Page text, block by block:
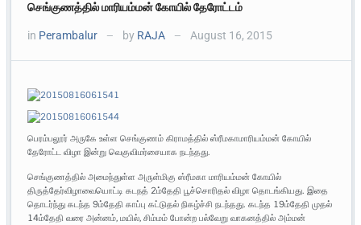
செங்குணத்தில் மாரியம்மன் கோயில் தேரோட்டம்
in Perambalur — by RAJA — August 16, 2015
பெரம்பலூர் அருகே உள்ள செங்குணம் கிராமத்தில் ஸ்ரீமகாமாரியம்மன் கோயில்
தேரோட்ட விழா இன்று வெகுவிமர்சையாக நடந்தது.
செங்குணத்தில் அமைந்துள்ள அருள்மிகு ஸ்ரீமகா மாரியம்மன் கோயில்
திருத்தேர்விழாவையொட்டி கடநத் 2ம்தேதி பூச்சொரிதல் விழா தொடங்கியது. இதை
தொடர்ந்து கடந்த 9ம்தேதி காப்பு கட்டுதல் நிகழ்ச்சி நடந்தது. கடந்த 19ம்தேதி முதல்
14ம்தேதி வரை அன்னம், மயில், சிம்மம் போன்ற பல்வேறு வாகனத்தில் அம்மன்